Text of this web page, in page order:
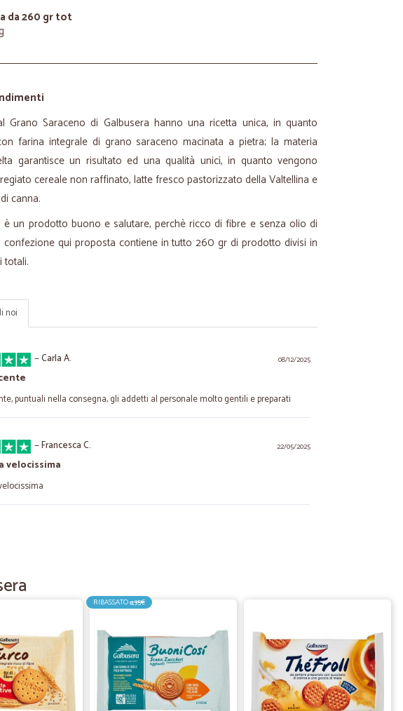
da 260 gr tot
Grano Saraceno di Galbusera hanno una ricetta unica, in quanto
farina integrale di grano saraceno macinata a pietra; la materia
garantisce un risultato ed una qualità unici, in quanto vengono
cereale non raffinato, latte fresco pastorizzato della Valtellina e
canna.
è un prodotto buono e salutare, perchè ricco di fibre e senza olio di
confezione qui proposta contiene in tutto 260 gr di prodotto divisi in
totali.
noi
08/12/2025
—Carla A.
puntuali nella consegna, gli addetti al personale molto gentili e preparati
22/05/2025
—Francesca C.
velocissima
rapidità, buoni prezzi
prezzi, rapidità
11/05/2022
—Barbara M.
RIBASSATO4,35€